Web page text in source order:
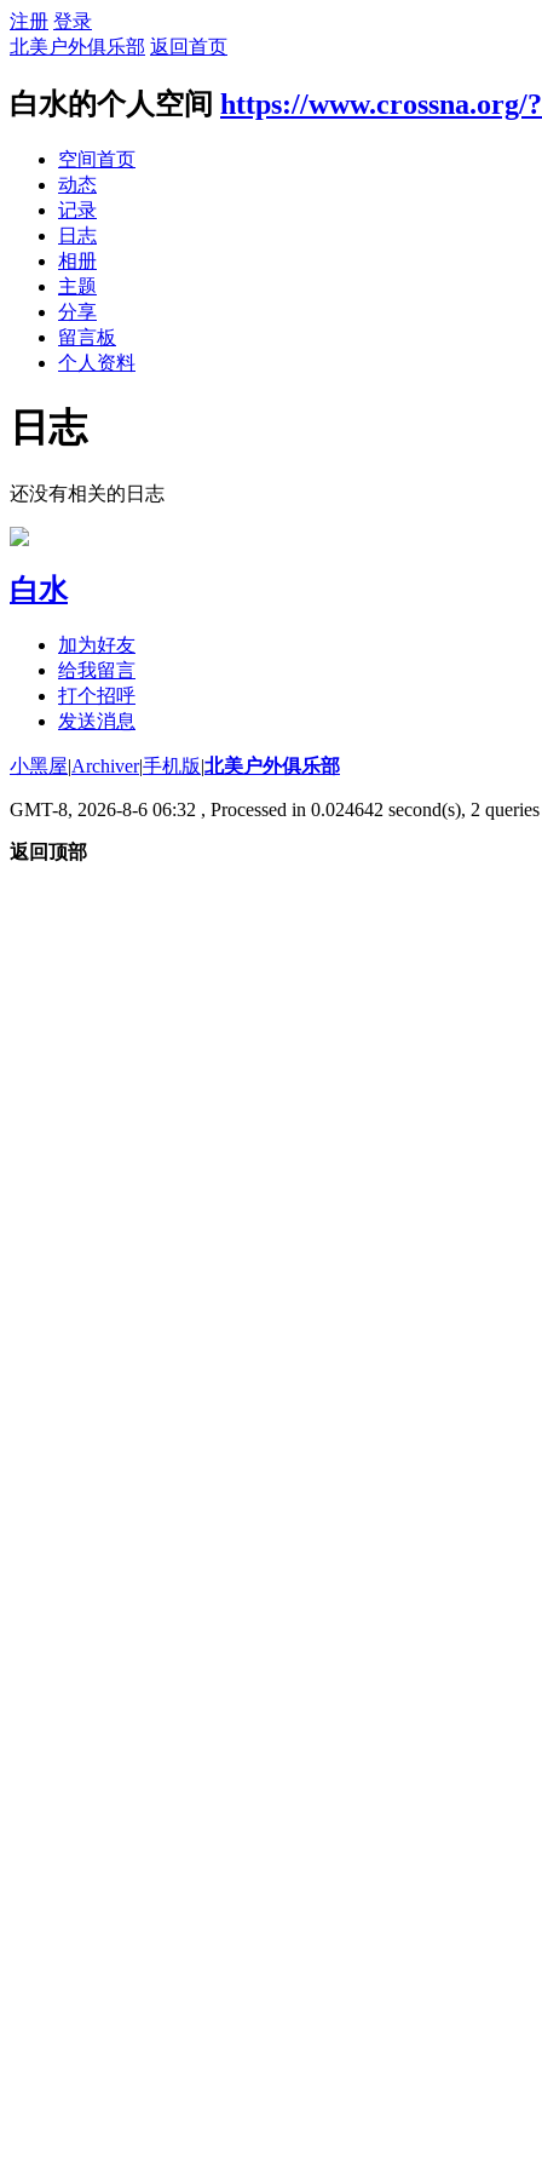
注册 登录
北美户外俱乐部 返回首页
白水的个人空间 https://www.crossna.org/
空间首页
动态
记录
日志
相册
主题
分享
留言板
个人资料
日志
还没有相关的日志
白水
加为好友
给我留言
打个招呼
发送消息
小黑屋|Archiver|手机版|北美户外俱乐部
GMT-8, 2026-8-6 06:32 , Processed in 0.024642 second(s), 2
返回顶部